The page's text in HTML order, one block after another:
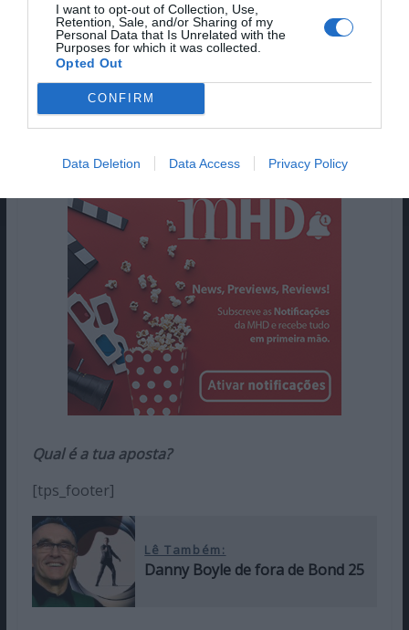
I want to opt-out of Collection, Use,
Retention, Sale, and/or Sharing of my
Personal Data that Is Unrelated with the
Purposes for which it was collected.
Opted Out
CONFIRM
Data Deletion Data Access Privacy Policy
Mas estará Hardy interessado a deixar as
personagens que é conhecido por fazer para
fazer Bond? Se sim, este 007 poderia ser uma
versão ainda mais violenta do que a versão de
Craig. O ator até já tem um selo de aprovação de
Qual é a tua aposta?
[tps_footer]
Lê Também:
Danny Boyle de fora de Bond 25